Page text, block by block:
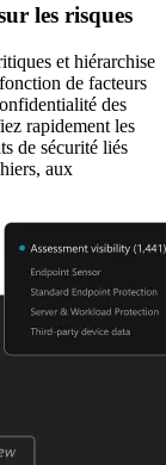
les risques
et hiérarchise
de facteurs
des
rapidement les
de sécurité liés
aux